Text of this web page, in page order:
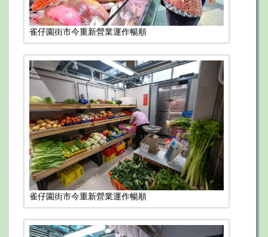
雀仔園街市今重新營業運作暢順
雀仔園街市今重新營業運作暢順